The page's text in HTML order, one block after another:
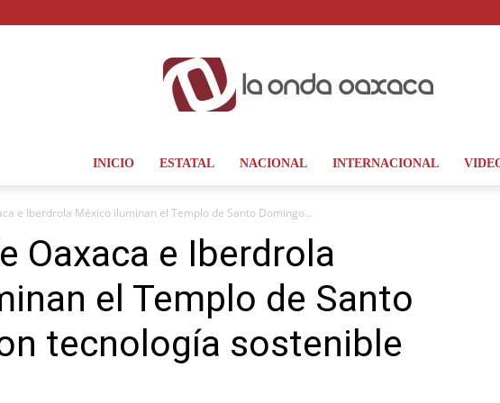
La
Onda
INICIO ESTATAL NACIONAL INTERNACIONAL
e Iberdrola México iluminan el Templo de Santo Domingo...
Oaxaca e Iberdrola
el Templo de Santo
tecnología sostenible